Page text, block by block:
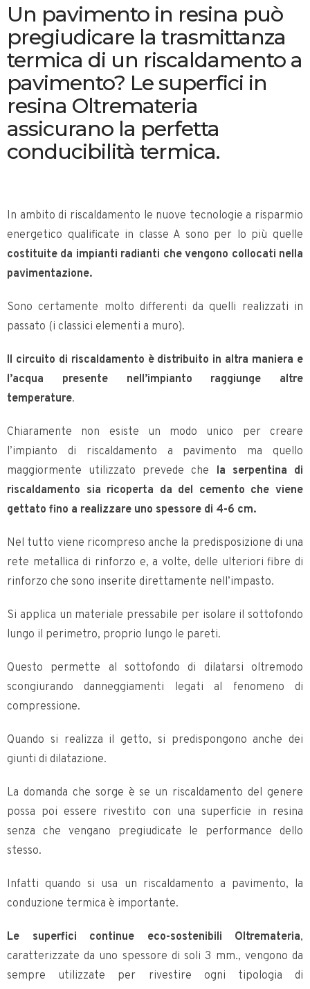
Un pavimento in resina può
pregiudicare la trasmittanza
termica di un riscaldamento a
pavimento? Le superfici in
resina Oltremateria
assicurano la perfetta
conducibilità termica.
In ambito di riscaldamento le nuove tecnologie a risparmio
energetico qualificate in classe A sono per lo più quelle
costituite da impianti radianti che vengono collocati nella
pavimentazione.
Sono certamente molto differenti da quelli realizzati in
passato (i classici elementi a muro).
Il circuito di riscaldamento è distribuito in altra maniera e
l’acqua presente nell’impianto raggiunge altre
temperature.
Chiaramente non esiste un modo unico per creare
l’impianto di riscaldamento a pavimento ma quello
maggiormente utilizzato prevede che la serpentina di
riscaldamento sia ricoperta da del cemento che viene
gettato fino a realizzare uno spessore di 4-6 cm.
Nel tutto viene ricompreso anche la predisposizione di una
rete metallica di rinforzo e, a volte, delle ulteriori fibre di
rinforzo che sono inserite direttamente nell’impasto.
Si applica un materiale pressabile per isolare il sottofondo
lungo il perimetro, proprio lungo le pareti.
Questo permette al sottofondo di dilatarsi oltremodo
scongiurando danneggiamenti legati al fenomeno di
compressione.
Quando si realizza il getto, si predispongono anche dei
giunti di dilatazione.
La domanda che sorge è se un riscaldamento del genere
possa poi essere rivestito con una superficie in resina
senza che vengano pregiudicate le performance dello
stesso.
Infatti quando si usa un riscaldamento a pavimento, la
conduzione termica è importante.
Le superfici continue eco-sostenibili Oltremateria,
caratterizzate da uno spessore di soli 3 mm., vengono da
sempre utilizzate per rivestire ogni tipologia di